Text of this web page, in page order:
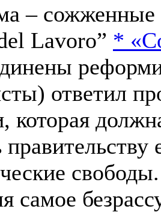
–
Lavoro” *
ответил
которая
самое